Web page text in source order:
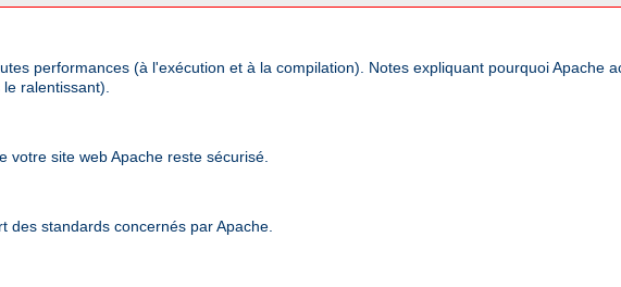
performances (à l'exécution et à la compilation). Notes expliquant pourquoi Apache
ralentissant).
votre site web Apache reste sécurisé.
des standards concernés par Apache.